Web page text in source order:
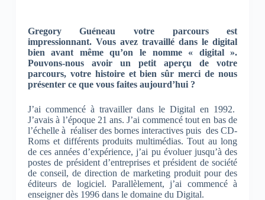
Gregory Guéneau votre parcours est
impressionnant. Vous avez travaillé dans le digital
bien avant même qu’on le nomme « digital ».
Pouvons-nous avoir un petit aperçu de votre
parcours, votre histoire et bien sûr merci de nous
présenter ce que vous faites aujourd’hui ?
J’ai commencé à travailler dans le Digital en 1992.
J’avais à l’époque 21 ans. J’ai commencé tout en bas de
l’échelle à réaliser des bornes interactives puis des CD-
Roms et différents produits multimédias. Tout au long
de ces années d’expérience, j’ai pu évoluer jusqu’à des
postes de président d’entreprises et président de société
de conseil, de direction de marketing produit pour des
éditeurs de logiciel. Parallèlement, j’ai commencé à
enseigner dès 1996 dans le domaine du Digital.